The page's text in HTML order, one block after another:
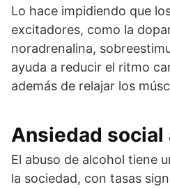
Lo hace impidiendo que
excitadores, como la
noradrenalina,
ayuda a reducir el ritmo
además de relajar los
Ansiedad social
El abuso de alcohol tiene
la sociedad, con tasas